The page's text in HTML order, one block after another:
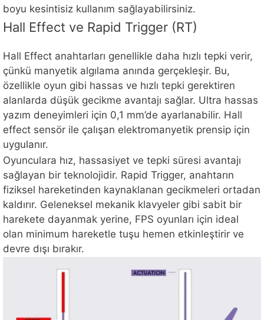
boyu kesintisiz kullanım sağlayabilirsiniz.
Hall Effect ve Rapid Trigger (RT)
Hall Effect anahtarları genellikle daha hızlı tepki verir,
çünkü manyetik algılama anında gerçekleşir. Bu,
özellikle oyun gibi hassas ve hızlı tepki gerektiren
alanlarda düşük gecikme avantajı sağlar. Ultra hassas
yazım deneyimleri için 0,1 mm’de ayarlanabilir. Hall
effect sensör ile çalışan elektromanyetik prensip için
uygulanır.
Oyunculara hız, hassasiyet ve tepki süresi avantajı
sağlayan bir teknolojidir. Rapid Trigger, anahtarın
fiziksel hareketinden kaynaklanan gecikmeleri ortadan
kaldırır. Geleneksel mekanik klavyeler gibi sabit bir
harekete dayanmak yerine, FPS oyunları için ideal
olan minimum hareketle tuşu hemen etkinleştirir ve
devre dışı bırakır.